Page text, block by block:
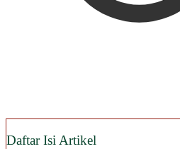
Daftar Isi Artikel